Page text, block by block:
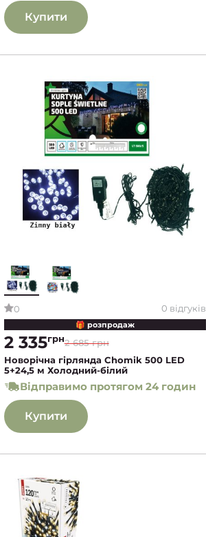
Купити
0 0 відгуків
🎁 розпродаж
2 685 грн
2 335грн
Новорічна гірлянда Chomik 500 LED
5+24,5 м Холодний-білий
Відправимо протягом 24 годин
Купити